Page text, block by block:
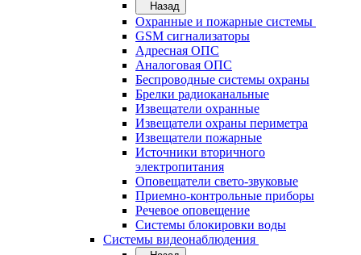
Назад
Охранные и пожарные системы
GSM сигнализаторы
Адресная ОПС
Аналоговая ОПС
Беспроводные системы охраны
Брелки радиоканальные
Извещатели охранные
Извещатели охраны периметра
Извещатели пожарные
Источники вторичного
электропитания
Оповещатели свето-звуковые
Приемно-контрольные приборы
Речевое оповещение
Системы блокировки воды
Системы видеонаблюдения